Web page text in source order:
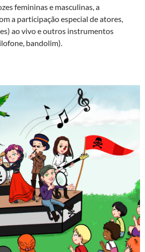
femininas e masculinas, a
a participação especial de atores,
ao vivo e outros instrumentos
bandolim).